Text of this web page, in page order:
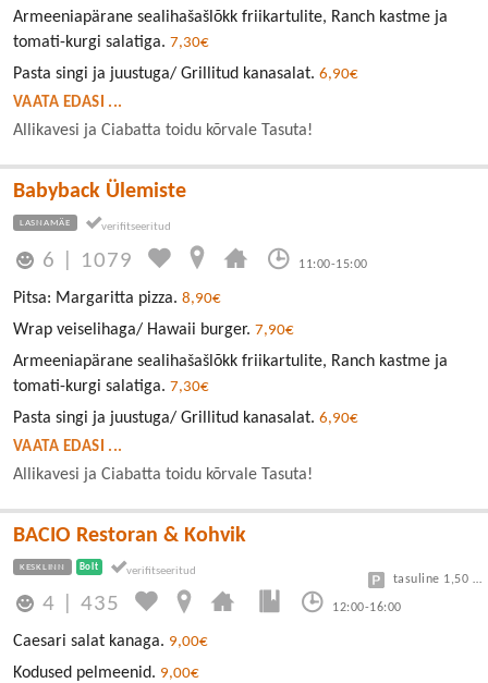
Armeeniapärane sealihašašlõkk friikartulite, Ranch kastme ja
tomati-kurgi salatiga. 7,30€
Pasta singi ja juustuga/ Grillitud kanasalat. 6,90€
VAATA EDASI ...
Allikavesi ja Ciabatta toidu kõrvale Tasuta!
Babyback Ülemiste
LASNAMÄE
6 1079 11:00-15:00
Pitsa: Margaritta pizza. 8,90€
Wrap veiselihaga/ Hawaii burger. 7,90€
Armeeniapärane sealihašašlõkk friikartulite, Ranch kastme ja
tomati-kurgi salatiga. 7,30€
Pasta singi ja juustuga/ Grillitud kanasalat. 6,90€
VAATA EDASI ...
Allikavesi ja Ciabatta toidu kõrvale Tasuta!
BACIO Restoran & Kohvik
KESKLINN Bolt
4 |435 12:00-16:00
tasuline 1,50 eur/h
Caesari salat kanaga. 9,00€
Kodused pelmeenid. 9,00€